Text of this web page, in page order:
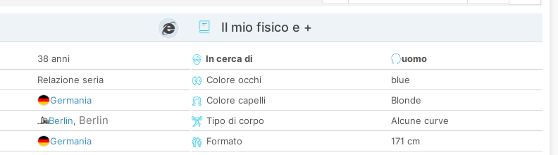
38 anni
Relazione seria
Germania
Berlin, Berlin
Germania
Il mio fisico e +
In cerca di
uomo
Colore occhi
blue
Colore capelli
Blonde
Tipo di corpo
Alcune curve
Formato
171 cm